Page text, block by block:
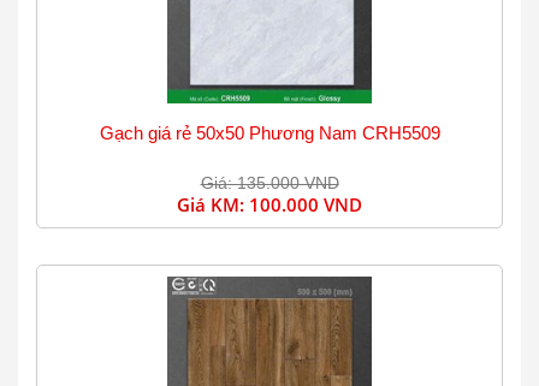
Gạch giá rẻ 50x50 Phương Nam CRH5509
Giá: 135.000 VND
Giá KM: 100.000 VND